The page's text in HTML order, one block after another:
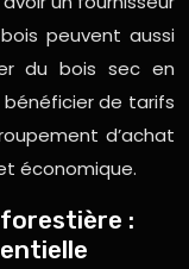
peuvent aussi
du bois sec en
de tarifs
d’achat
économique.
: